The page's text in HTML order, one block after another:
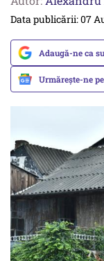
Data publicării: 07
Adaugă-ne ca
Urmărește-ne